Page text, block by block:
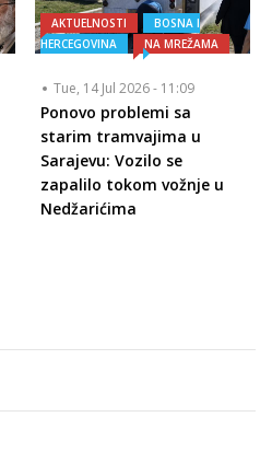
AKTUELNOSTI
BOSNA I
HERCEGOVINA
NA MREŽAMA
Tue, 14 Jul 2026 - 11:09
Ponovo problemi sa
starim tramvajima u
Sarajevu: Vozilo se
zapalilo tokom vožnje u
Nedžarićima